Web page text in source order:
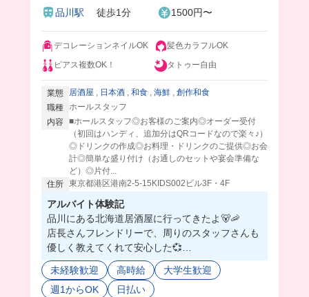
もあります♪
品川駅 徒歩1分 1500円〜
デコレーションネイルOK
髪色カラフルOK
ピアス複数OK！
タトゥー自由
業態 居酒屋 , 日本酒 , 和食 , 海鮮 , 創作和食
職種 ホールスタッフ
内容 ■ホールスタッフ◎お客様のご案内◎オーダー受付
（初回はハンディ、追加分はQRコードなので楽々♪）
◎ドリンクの作成◎お料理・ドリンクのご提供◎お会
計◎簡単な盛り付け（お通しのセットや宴会準備な
ど）◎片付...
住所 東京都港区港南2-5-15KIDS002ビル3F・4F
アルバイト体験記
品川にある北海道居酒屋に行ってきたよ🐻🦐
店長さんフレンドリーで、周りのスタッフさんも
優しく教えてくれて安心した💞
お部屋も北海道の地名になってて、旅行した地名
見つけて勝手に親近感😂✨
まかないも大きなホッケでめちゃくちゃ美味しか
未経験歓迎 高時給
大学生歓迎
週1からOK
日払い